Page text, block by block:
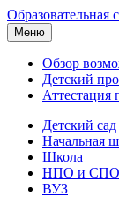
Образовательная
Меню
Обзор
Детский
Аттестация
Детский сад
Начальная
Школа
НПО и СПО
ВУЗ